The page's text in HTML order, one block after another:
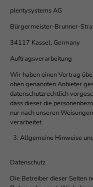
plentysystems AG
Bürgermeister-Brunner-
34117 Kassel, Germany
Auftragsverarbeitung
Wir haben einen Vertrag
oben genannten Anbieter
datenschutzrechtlich
dass dieser die
nur nach unseren
verarbeitet.
Allgemeine Hinweise
Datenschutz
Die Betreiber dieser Seiten